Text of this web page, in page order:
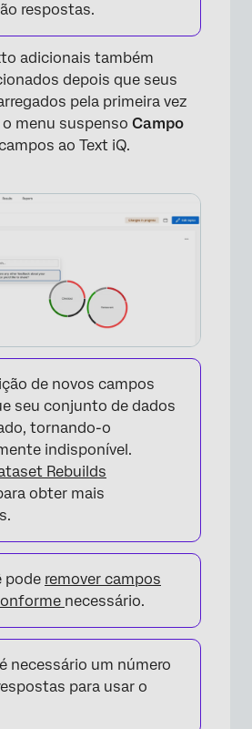
×
respostas.
adicionais também
depois que seus
pela primeira vez
o menu suspenso Campo
ao Text iQ.
de novos campos
seu conjunto de dados
tornando-o
indisponível.
Rebuilds
obter mais
pode remover campos
necessário.
necessário um número
para usar o